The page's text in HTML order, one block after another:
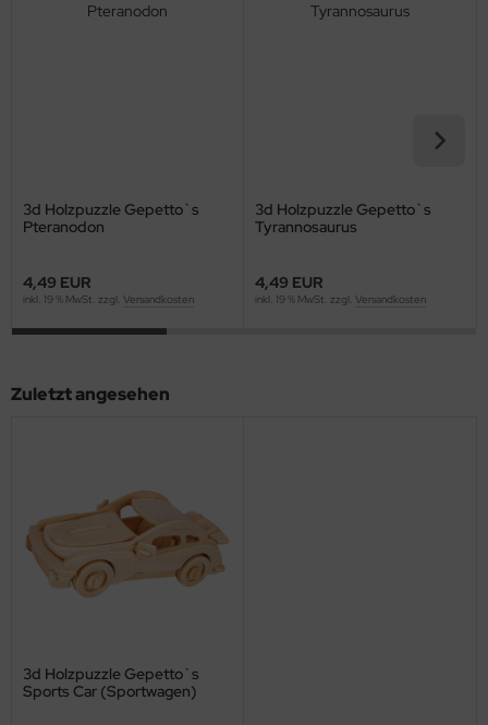
3d Holzpuzzle Gepetto`s
Pteranodon
4,49 EUR
inkl. 19 % MwSt. zzgl. Versandkosten
3d Holzpuzzle Gepetto`s
Tyrannosaurus
4,49 EUR
inkl. 19 % MwSt. zzgl. Versandkosten
Zuletzt angesehen
3d Holzpuzzle Gepetto`s
Sports Car (Sportwagen)